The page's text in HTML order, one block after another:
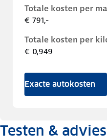
Totale kosten per
€ 791,-
Totale kosten per
€ 0,949
Exacte autokosten
Testen & advies